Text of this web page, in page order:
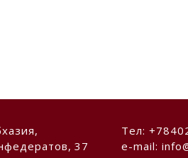
37
Тел:
e-mail: